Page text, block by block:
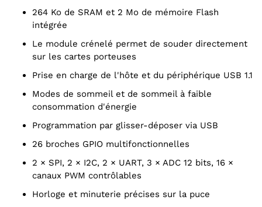
264 Ko de SRAM et 2 Mo de mémoire Flash
intégrée
Le module crénelé permet de souder directement
sur les cartes porteuses
Prise en charge de l'hôte et du périphérique USB 1.1
Modes de sommeil et de sommeil à faible
consommation d'énergie
Programmation par glisser-déposer via USB
26 broches GPIO multifonctionnelles
2 × SPI, 2 × I2C, 2 × UART, 3 × ADC 12 bits, 16 ×
canaux PWM contrôlables
Horloge et minuterie précises sur la puce